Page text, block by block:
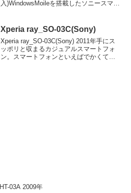
入)WindowsMoileを搭載したソニースマー
Xperia ray_SO-03C(Sony)
Xperia ray_SO-03C(Sony) 2011年手にス
ッポリと収まるカジュアルスマートフォ
ン。スマートフォンといえばでかくて厚
HT-03A 2009年